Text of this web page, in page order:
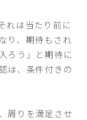
れは当たり前に
り、期待もされ
ろう」と期待に
は、条件付きの
周りを満足させ